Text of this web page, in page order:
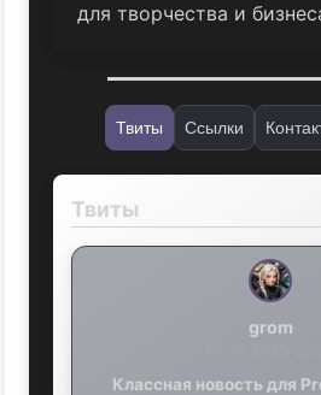
для творчества и
Твиты Ссылки
Твиты
grom
Классная новость для